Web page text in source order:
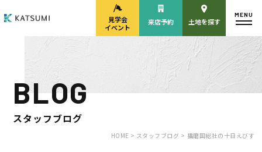
モデルハウス
来場予約
見学会・
見学会
イベント
来店予約 土地を探す
MENU
BLOG
スタッフブログ
HOME > スタッフブログ > 播磨国総社の十日えびす